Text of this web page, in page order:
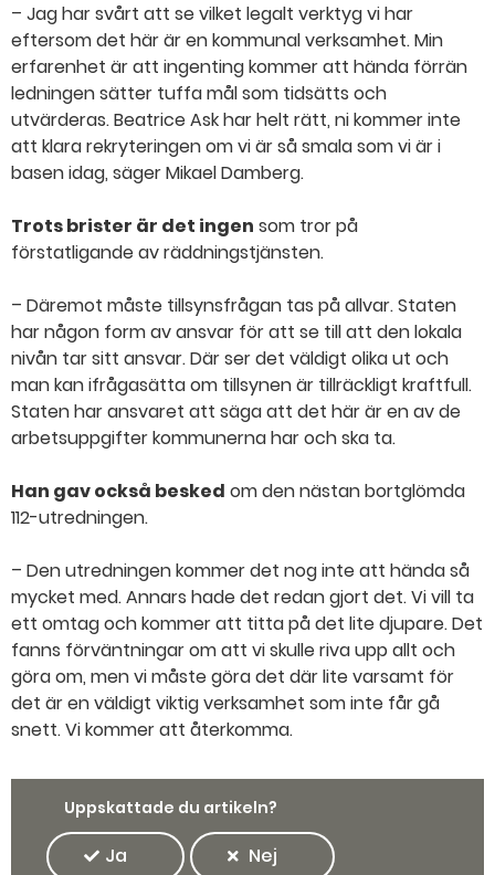
– Jag har svårt att se vilket legalt verktyg vi har
eftersom det här är en kommunal verksamhet. Min
erfarenhet är att ingenting kommer att hända förrän
ledningen sätter tuffa mål som tidsätts och
utvärderas. Beatrice Ask har helt rätt, ni kommer inte
att klara rekryteringen om vi är så smala som vi är i
basen idag, säger Mikael Damberg.
Trots brister är det ingen som tror på
förstatligande av räddningstjänsten.
– Däremot måste tillsynsfrågan tas på allvar. Staten
har någon form av ansvar för att se till att den lokala
nivån tar sitt ansvar. Där ser det väldigt olika ut och
man kan ifrågasätta om tillsynen är tillräckligt kraftfull.
Staten har ansvaret att säga att det här är en av de
arbetsuppgifter kommunerna har och ska ta.
Han gav också besked om den nästan bortglömda
112-utredningen.
– Den utredningen kommer det nog inte att hända så
mycket med. Annars hade det redan gjort det. Vi vill ta
ett omtag och kommer att titta på det lite djupare. Det
fanns förväntningar om att vi skulle riva upp allt och
göra om, men vi måste göra det där lite varsamt för
det är en väldigt viktig verksamhet som inte får gå
snett. Vi kommer att återkomma.
Uppskattade du artikeln?
Ja Nej